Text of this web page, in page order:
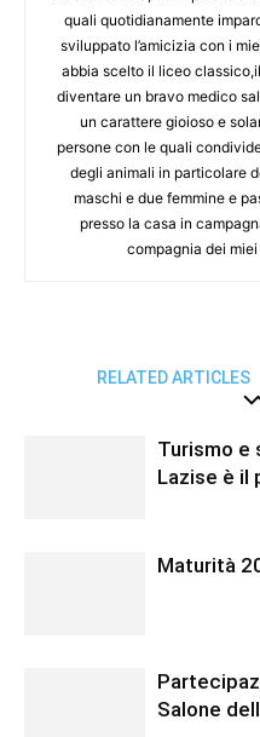
quali quotidianamente
sviluppato l’amicizia con i
abbia scelto il liceo
diventare un bravo medico
un carattere gioioso e
persone con le quali
degli animali in particolare
maschi e due femmine e
presso la casa in
compagnia dei
RELATED ARTICLES
Turismo e
Lazise è il
Maturità
Salone